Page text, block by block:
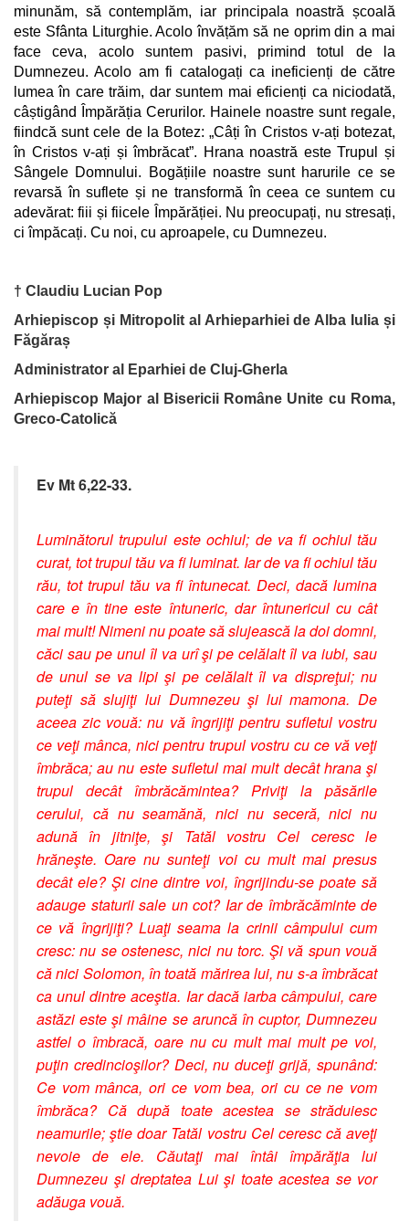
minunăm, să contemplăm, iar principala noastră școală
este Sfânta Liturghie. Acolo învățăm să ne oprim din a mai
face ceva, acolo suntem pasivi, primind totul de la
Dumnezeu. Acolo am fi catalogați ca ineficienți de către
lumea în care trăim, dar suntem mai eficienți ca niciodată,
câștigând Împărăția Cerurilor. Hainele noastre sunt regale,
fiindcă sunt cele de la Botez: „Câți în Cristos v-ați botezat,
în Cristos v-ați și îmbrăcat”. Hrana noastră este Trupul și
Sângele Domnului. Bogățiile noastre sunt harurile ce se
revarsă în suflete și ne transformă în ceea ce suntem cu
adevărat: fiii și fiicele Împărăției. Nu preocupați, nu stresați,
ci împăcați. Cu noi, cu aproapele, cu Dumnezeu.
† Claudiu Lucian Pop
Arhiepiscop și Mitropolit al Arhieparhiei de Alba Iulia și
Făgăraș
Administrator al Eparhiei de Cluj-Gherla
Arhiepiscop Major al Bisericii Române Unite cu Roma,
Greco-Catolică
Ev Mt 6,22-33.
Luminătorul trupului este ochiul; de va fi ochiul tău
curat, tot trupul tău va fi luminat. Iar de va fi ochiul tău
rău, tot trupul tău va fi întunecat. Deci, dacă lumina
care e în tine este întuneric, dar întunericul cu cât
mai mult! Nimeni nu poate să slujească la doi domni,
căci sau pe unul îl va urî şi pe celălalt îl va iubi, sau
de unul se va lipi şi pe celălalt îl va dispreţui; nu
puteţi să slujiţi lui Dumnezeu şi lui mamona. De
aceea zic vouă: nu vă îngrijiţi pentru sufletul vostru
ce veţi mânca, nici pentru trupul vostru cu ce vă veţi
îmbrăca; au nu este sufletul mai mult decât hrana şi
trupul decât îmbrăcămintea? Priviţi la păsările
cerului, că nu seamănă, nici nu seceră, nici nu
adună în jitniţe, şi Tatăl vostru Cel ceresc le
hrăneşte. Oare nu sunteţi voi cu mult mai presus
decât ele? Şi cine dintre voi, îngrijindu-se poate să
adauge staturii sale un cot? Iar de îmbrăcăminte de
ce vă îngrijiţi? Luaţi seama la crinii câmpului cum
cresc: nu se ostenesc, nici nu torc. Şi vă spun vouă
că nici Solomon, în toată mărirea lui, nu s-a îmbrăcat
ca unul dintre aceştia. Iar dacă iarba câmpului, care
astăzi este şi mâine se aruncă în cuptor, Dumnezeu
astfel o îmbracă, oare nu cu mult mai mult pe voi,
puţin credincioşilor? Deci, nu duceţi grijă, spunând:
Ce vom mânca, ori ce vom bea, ori cu ce ne vom
îmbrăca? Că după toate acestea se străduiesc
neamurile; ştie doar Tatăl vostru Cel ceresc că aveţi
nevoie de ele. Căutaţi mai întâi împărăţia lui
Dumnezeu şi dreptatea Lui şi toate acestea se vor
adăuga vouă.